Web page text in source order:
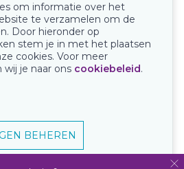
keurmerken
om informatie over het
te verzamelen om de
Door hieronder op
stem je in met het plaatsen
cookies. Voor meer
je naar ons cookiebeleid.
BEHEREN